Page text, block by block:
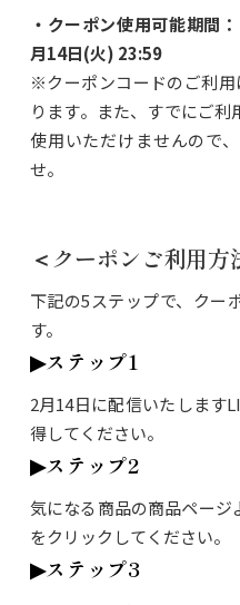
・クーポン使用可能期間
月14日(火) 23:59
※クーポンコードのご利
ります。また、すでにご
使用いただけませんので
せ。
＜クーポンご利用方
下記の5ステップで、クー
す。
▶︎ステップ1
2月14日に配信いたします
得してください。
▶︎ステップ2
気になる商品の商品ペー
をクリックしてください。
▶︎ステップ3